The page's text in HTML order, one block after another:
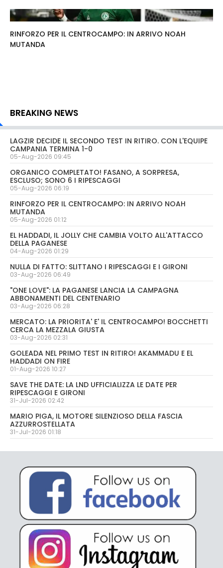
RINFORZO PER IL CENTROCAMPO: IN ARRIVO NOAH
MUTANDA
BREAKING NEWS
LAGZIR DECIDE IL SECONDO TEST IN RITIRO. CON L'EQUIPE
CAMPANIA TERMINA 1-0
05-Aug-2026 09:45
ORGANICO COMPLETATO! FASANO, A SORPRESA,
ESCLUSO; SONO 6 I RIPESCAGGI
05-Aug-2026 06:19
RINFORZO PER IL CENTROCAMPO: IN ARRIVO NOAH
MUTANDA
05-Aug-2026 01:12
EL HADDADI, IL JOLLY CHE CAMBIA VOLTO ALL'ATTACCO
DELLA PAGANESE
04-Aug-2026 01:29
NULLA DI FATTO: SLITTANO I RIPESCAGGI E I GIRONI
03-Aug-2026 06:49
"ONE LOVE": LA PAGANESE LANCIA LA CAMPAGNA
ABBONAMENTI DEL CENTENARIO
03-Aug-2026 06:28
MERCATO: LA PRIORITA' E' IL CENTROCAMPO! BOCCHETTI
CERCA LA MEZZALA GIUSTA
03-Aug-2026 02:31
GOLEADA NEL PRIMO TEST IN RITIRO! AKAMMADU E EL
HADDADI ON FIRE
01-Aug-2026 10:27
SAVE THE DATE: LA LND UFFICIALIZZA LE DATE PER
RIPESCAGGI E GIRONI
31-Jul-2026 02:42
MARIO PIGA, IL MOTORE SILENZIOSO DELLA FASCIA
AZZURROSTELLATA
31-Jul-2026 01:18